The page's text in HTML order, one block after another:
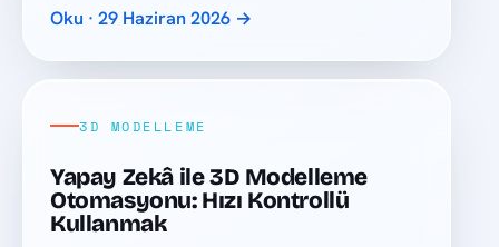
Oku · 29 Haziran 2026 →
3D MODELLEME
Yapay Zekâ ile 3D Modelleme
Otomasyonu: Hızı Kontrollü
Kullanmak